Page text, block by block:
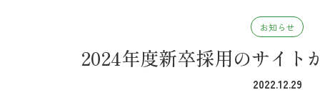
お知らせ
2024年度新卒採用のサイト
2022.12.29